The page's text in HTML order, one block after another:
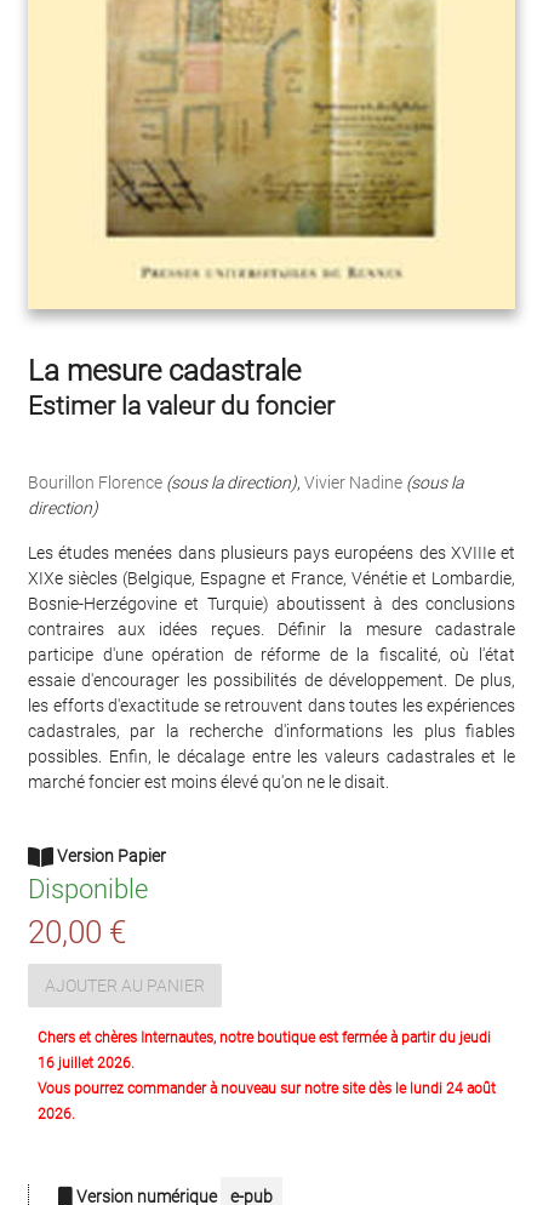
La mesure cadastrale
Estimer la valeur du foncier
Bourillon Florence (sous la direction), Vivier Nadine (sous la
direction)
Les études menées dans plusieurs pays européens des XVIIIe et
XIXe siècles (Belgique, Espagne et France, Vénétie et Lombardie,
Bosnie-Herzégovine et Turquie) aboutissent à des conclusions
contraires aux idées reçues. Définir la mesure cadastrale
participe d'une opération de réforme de la fiscalité, où l'état
essaie d'encourager les possibilités de développement. De plus,
les efforts d'exactitude se retrouvent dans toutes les expériences
cadastrales, par la recherche d'informations les plus fiables
possibles. Enfin, le décalage entre les valeurs cadastrales et le
marché foncier est moins élevé qu'on ne le disait.
Version Papier
Disponible
20,00 €
AJOUTER AU PANIER
Chers et chères Internautes, notre boutique est fermée à partir du jeudi
16 juillet 2026.
Vous pourrez commander à nouveau sur notre site dès le lundi 24 août
2026.
Version numérique e-pub